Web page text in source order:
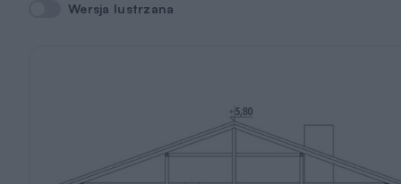
Wersja lustrzana
Wersja lustrzana